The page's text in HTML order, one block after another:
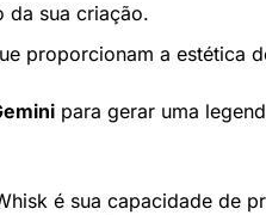
da sua criação.
proporcionam a estética
para gerar uma
é sua capacidade de